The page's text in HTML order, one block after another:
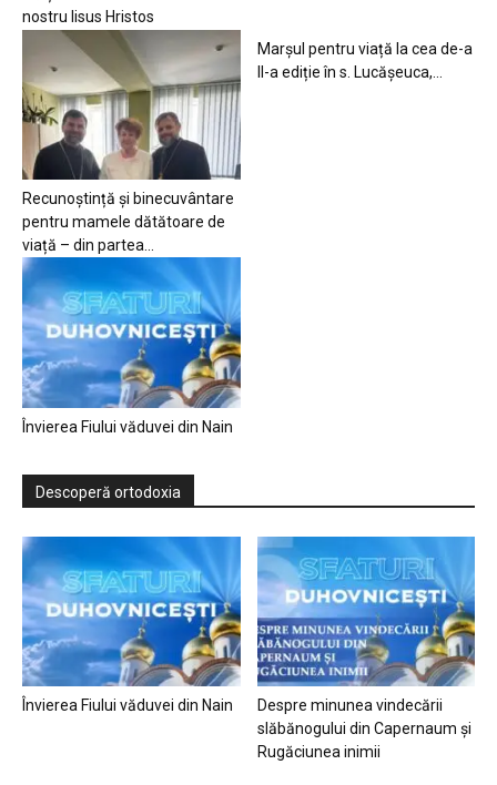
nostru Iisus Hristos
Recunoștință și binecuvântare
pentru mamele dătătoare de
viață – din partea...
Marșul pentru viață la cea de-a
II-a ediție în s. Lucășeuca,...
Învierea Fiului văduvei din Nain
Descoperă ortodoxia
Învierea Fiului văduvei din Nain
Despre minunea vindecării
slăbănogului din Capernaum și
Rugăciunea inimii